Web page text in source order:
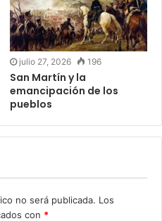
julio 27, 2026 196
San Martín y la
emancipación de los
pueblos
no será publicada. Los
con *